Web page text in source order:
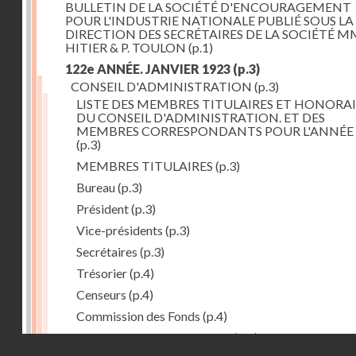
BULLETIN DE LA SOCIÉTÉ D'ENCOURAGEMENT
POUR L'INDUSTRIE NATIONALE PUBLIÉ SOUS LA
DIRECTION DES SECRÉTAIRES DE LA SOCIÉTÉ
HITIER & P. TOULON (p.1)
122e ANNÉE. JANVIER 1923 (p.3)
CONSEIL D'ADMINISTRATION (p.3)
LISTE DES MEMBRES TITULAIRES ET
DU CONSEIL D'ADMINISTRATION. ET DES
MEMBRES CORRESPONDANTS POUR
(p.3)
MEMBRES TITULAIRES (p.3)
Bureau(p.3)
Président(p.3)
Vice-présidents (p.3)
Secrétaires (p.3)
Trésorier(p.4)
Censeurs (p.4)
Commission des Fonds (p.4)
Comité des Arts mécaniques(p.4)